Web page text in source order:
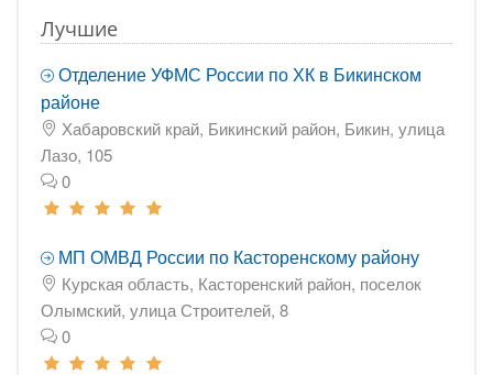
Лучшие
Отделение УФМС России по ХК в Бикинском
районе
Хабаровский край, Бикинский район, Бикин, улица
Лазо, 105
0
МП ОМВД России по Касторенскому району
Курская область, Касторенский район, поселок
Олымский, улица Строителей, 8
0